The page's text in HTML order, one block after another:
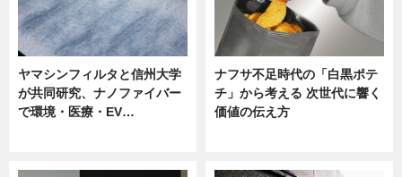
ヤマシンフィルタと信州大学
が共同研究、ナノファイバー
で環境・医療・EV…
ナフサ不足時代の「白黒ポテ
チ」から考える 次世代に響く
価値の伝え方